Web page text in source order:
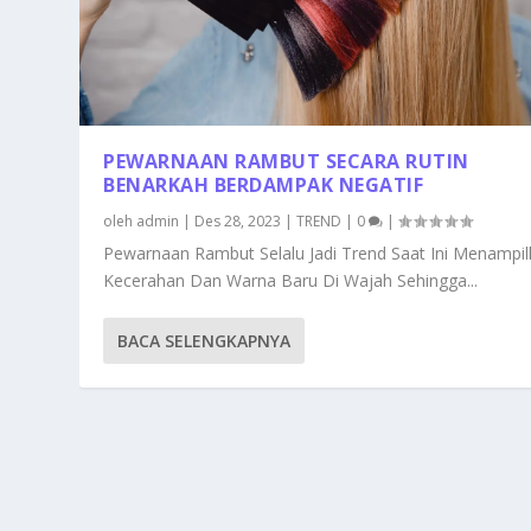
PEWARNAAN RAMBUT SECARA RUTIN
BENARKAH BERDAMPAK NEGATIF
oleh admin | Des 28, 2023 |TREND | 0 |
Pewarnaan Rambut Selalu Jadi Trend Saat Ini
Kecerahan Dan Warna Baru Di Wajah Sehingga...
BACA SELENGKAPNYA